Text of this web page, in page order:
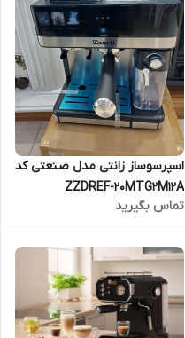
اسپرسوساز زانتی مدل صنعتی کد
ZZDREF-20MTG2M12A
تماس بگیرید